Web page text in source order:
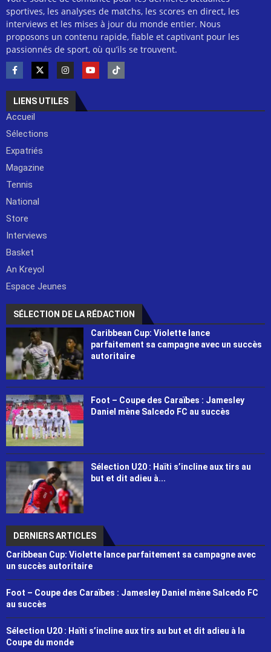
sportives, les analyses de matchs, les scores en direct, les
interviews et les mises à jour du monde entier. Nous
proposons un contenu rapide, fiable et captivant pour les
passionnés de sport, où qu’ils se trouvent.
LIENS UTILES
Accueil
Sélections
Expatriés
Magazine
Tennis
National
Store
Interviews
Basket
An Kreyol
Espace Jeunes
SÉLECTION DE LA RÉDACTION
Caribbean Cup: Violette lance
parfaitement sa campagne avec un succès
autoritaire
Foot – Coupe des Caraïbes : Jamesley
Daniel mène Salcedo FC au succès
Sélection U20 : Haïti s’incline aux tirs au
but et dit adieu à...
DERNIERS ARTICLES
Caribbean Cup: Violette lance parfaitement sa campagne avec
un succès autoritaire
Foot – Coupe des Caraïbes : Jamesley Daniel mène Salcedo FC
au succès
Sélection U20 : Haïti s’incline aux tirs au but et dit adieu à la
Coupe du monde